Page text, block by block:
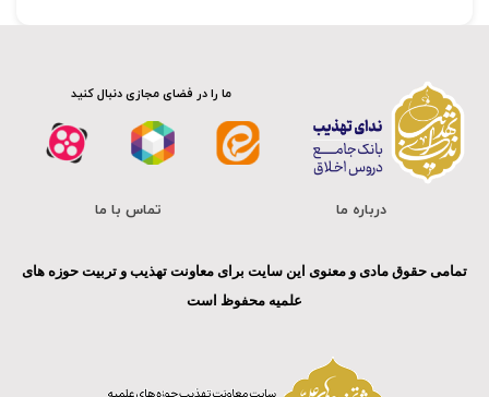
ما را در فضای مجازی دنبال کنید
درباره ما تماس با ما
تمامی حقوق مادی و معنوی این سایت برای معاونت تهذیب و تربیت حوزه های
علمیه محفوظ است